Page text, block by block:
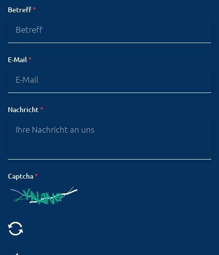
Betreff*
E-Mail*
Nachricht*
Captcha*